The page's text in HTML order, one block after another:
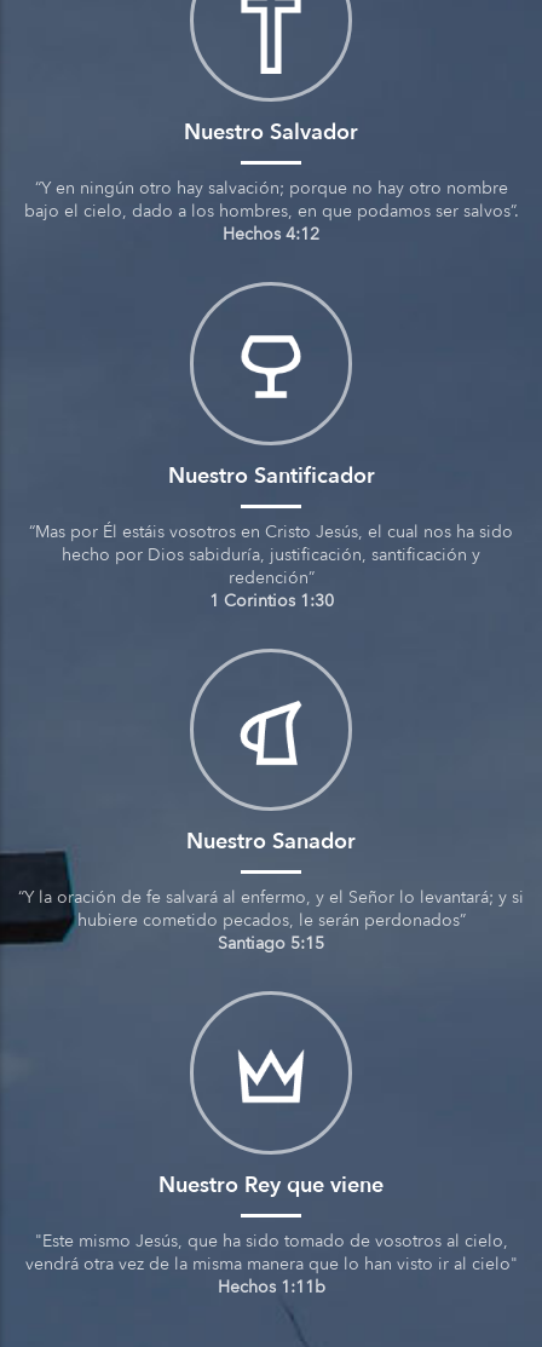
Nuestro Salvador
“Y en ningún otro hay salvación; porque no hay otro nombre
bajo el cielo, dado a los hombres, en que podamos ser salvos”.
Hechos 4:12
Nuestro Santificador
“Mas por Él estáis vosotros en Cristo Jesús, el cual nos ha sido
hecho por Dios sabiduría, justificación, santificación y
redención”
1 Corintios 1:30
Nuestro Sanador
“Y la oración de fe salvará al enfermo, y el Señor lo levantará; y si
hubiere cometido pecados, le serán perdonados”
Santiago 5:15
Nuestro Rey que viene
"Este mismo Jesús, que ha sido tomado de vosotros al cielo,
vendrá otra vez de la misma manera que lo han visto ir al cielo"
Hechos 1:11b